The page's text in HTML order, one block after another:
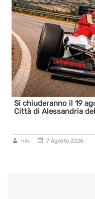
Si chiuderanno il 19
Città di Alessandria
niki 7 Agosto 2026